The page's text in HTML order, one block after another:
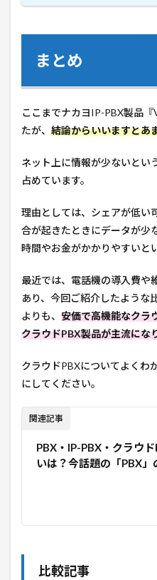
まとめ
ここまでナカヨIP-PBX製品『
たが、 結論からいいますとあ
ネット上に情報が少ないとい
占めています。
理由としては、シェアが低い
合が起きたときにデータが少
時間やお金がかかりやすいと
最近では、電話機の導入費や
あり、今回ご紹介したような
よりも、 安価で高機能なクラ
クラウドPBX製品が主流にな
クラウドPBXについてよくわ
にしてください。
関連記事
PBX・IP-PBX・クラウ
いは？今話題の「PBX」
比較記事